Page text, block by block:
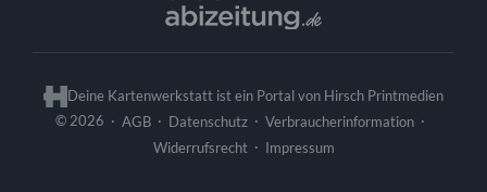
Deine Kartenwerkstatt ist ein Portal von Hirsch Printmedien
© 2026 · AGB · Datenschutz · Verbraucherinformation ·
Widerrufsrecht · Impressum